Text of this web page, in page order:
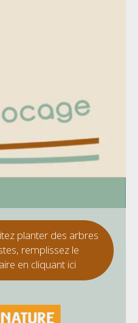
planter des arbres
remplissez le
en cliquant ici